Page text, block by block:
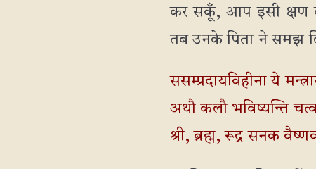
कर सकूँ, आप इसी क्षण
तब उनके पिता ने समझ
ससम्प्रदायविहीना ये
अथौ कलौ भविष्यन्ति
श्री, ब्रह्म, रूद्र सनक